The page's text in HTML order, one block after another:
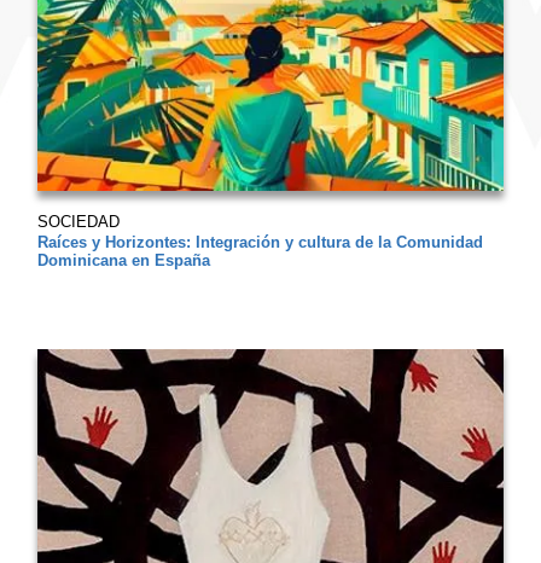
SOCIEDAD
Raíces y Horizontes: Integración y cultura de la Comunidad
Dominicana en España